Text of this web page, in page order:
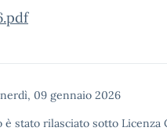
09 gennaio 2026
è stato rilasciato sotto Licenza